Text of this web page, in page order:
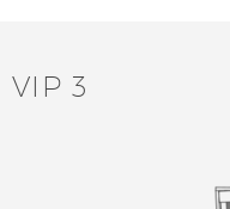
VIP 3